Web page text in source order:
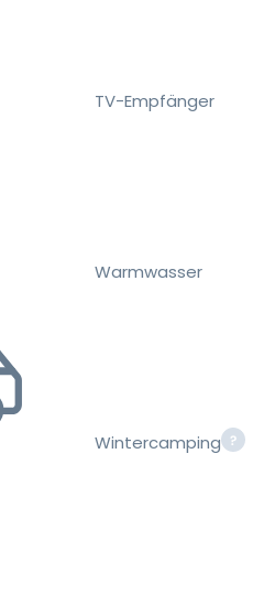
TV-Empfänger
Warmwasser
Wintercamping